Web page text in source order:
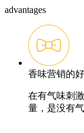
advantages
香味营销的
在有气味刺
量，是没有